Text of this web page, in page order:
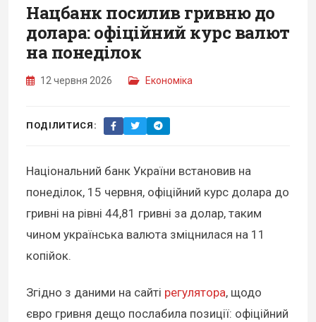
Нацбанк посилив гривню до
долара: офіційний курс валют
на понеділок
12 червня 2026 Економіка
ПОДІЛИТИСЯ:
Національний банк України встановив на
понеділок, 15 червня, офіційний курс долара до
гривні на рівні 44,81 гривні за долар, таким
чином українська валюта зміцнилася на 11
копійок.
Згідно з даними на сайті регулятора, щодо
євро гривня дещо послабила позиції: офіційний